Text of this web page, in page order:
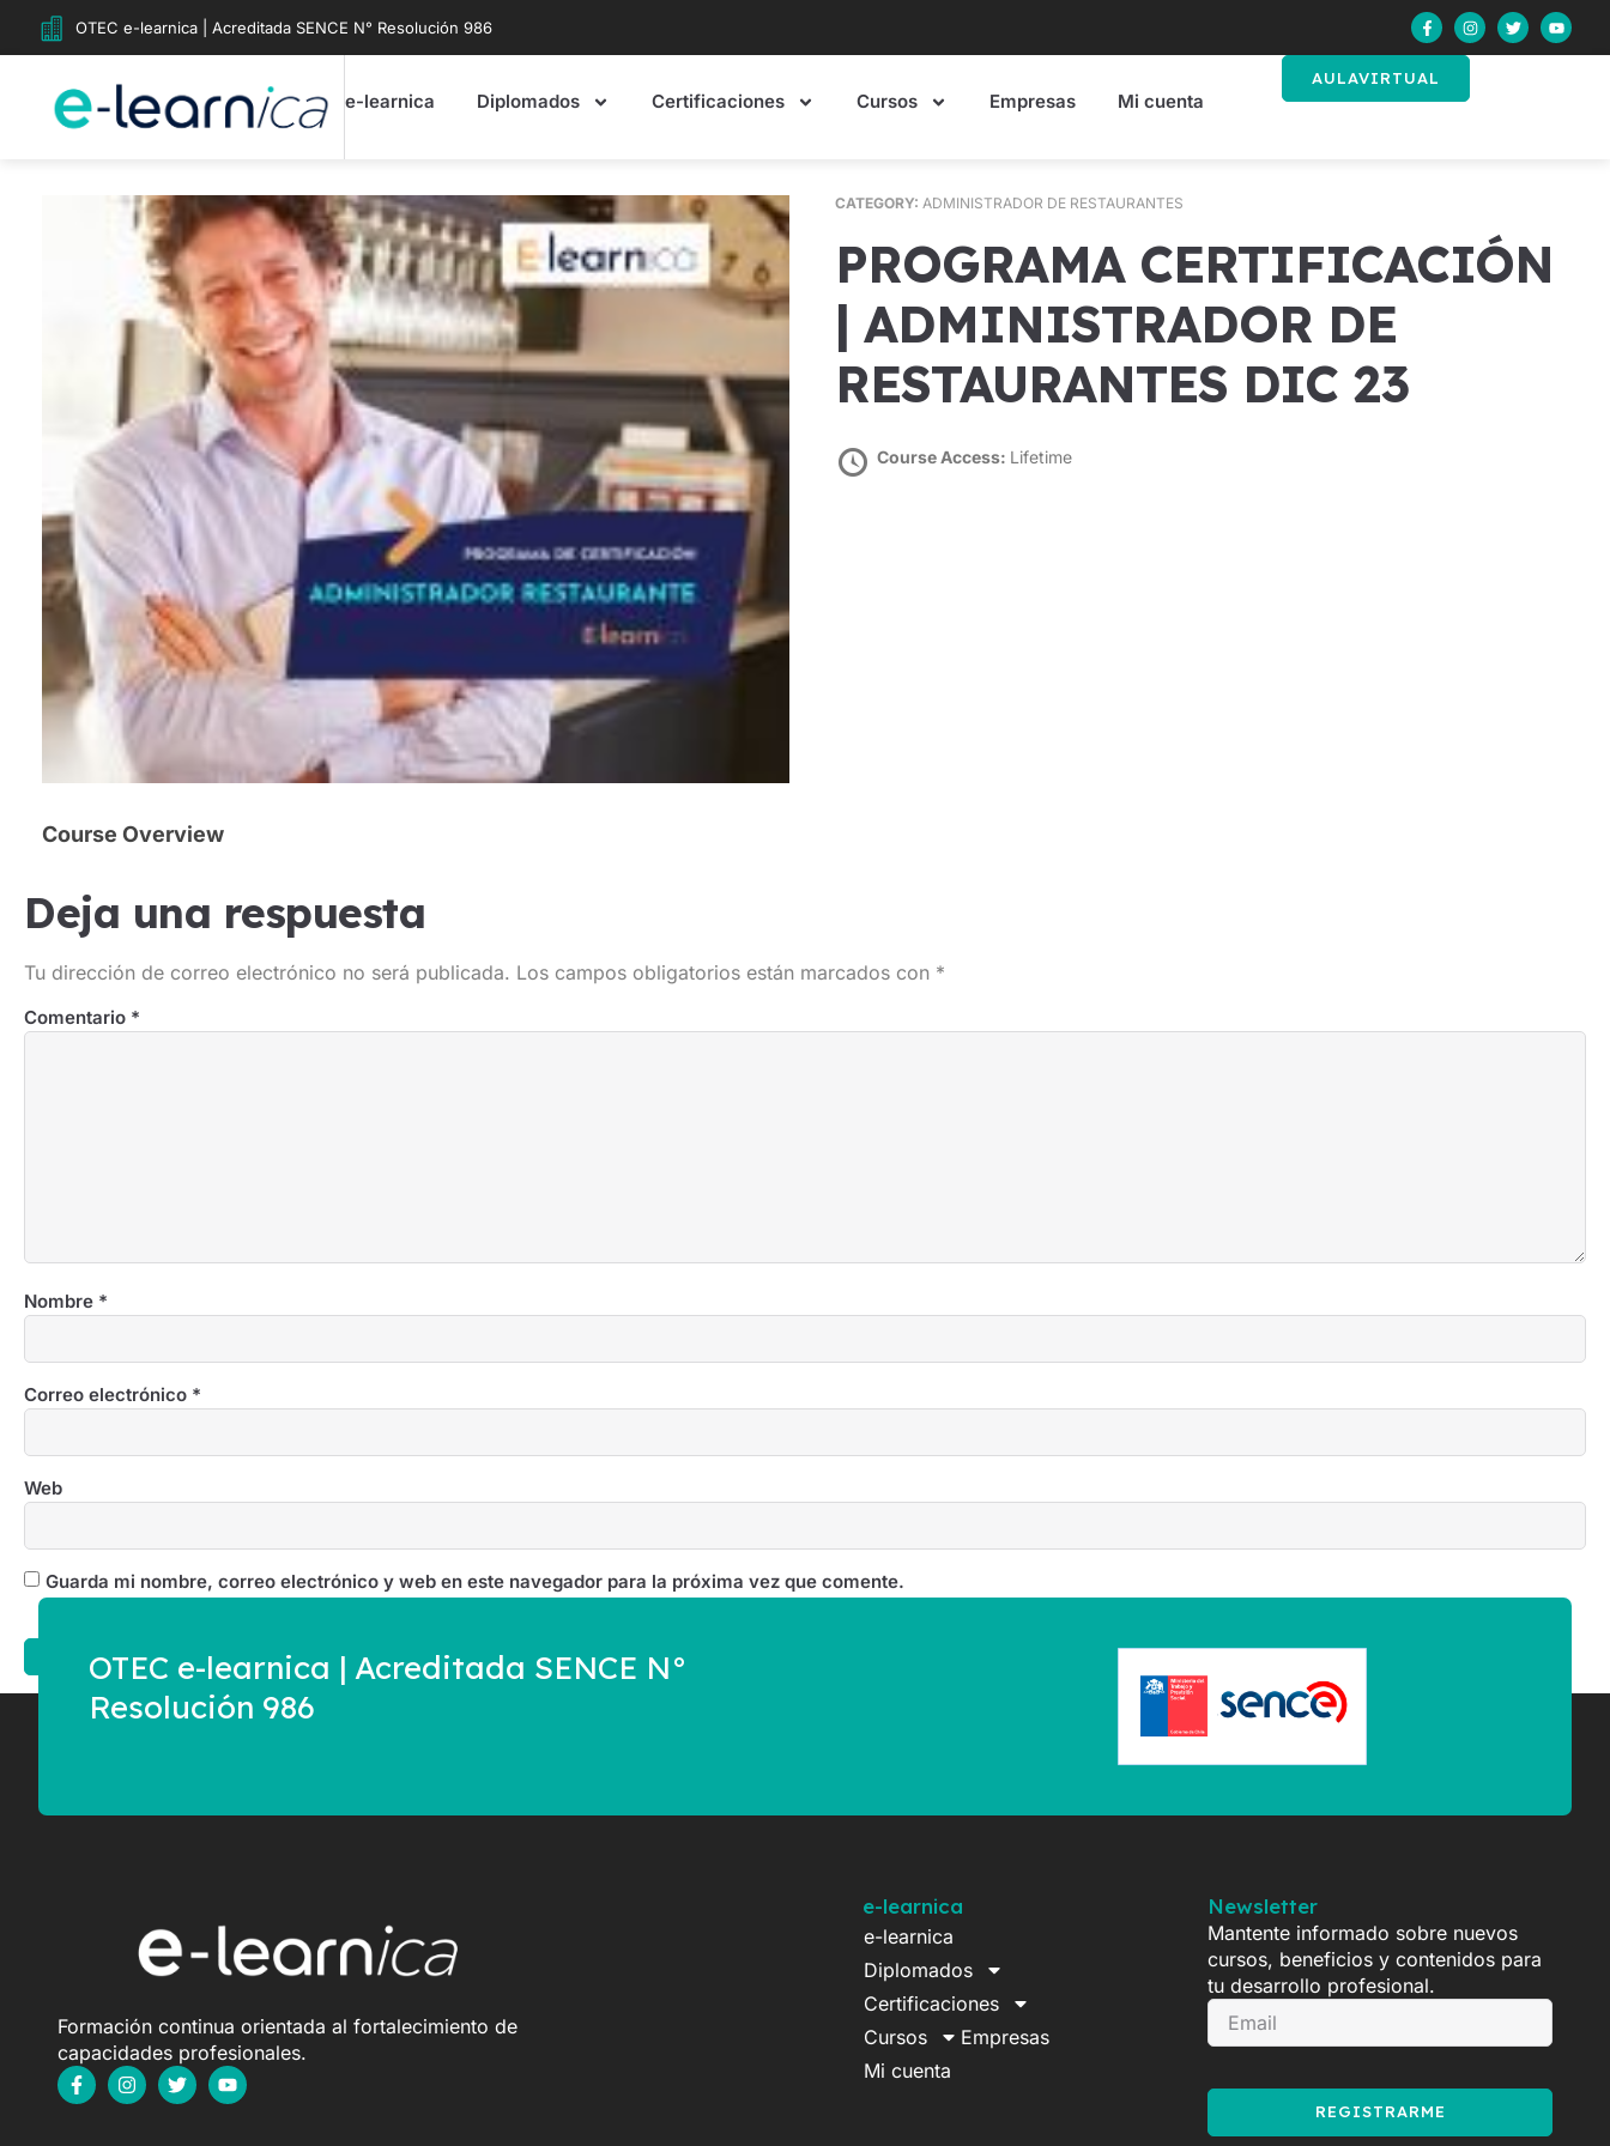
OTEC e-learnica | Acreditada SENCE N° Resolución 986
e-learnica Diplomados Certificaciones Cursos Empresas Mi cuenta
AULAVIRTUAL
CATEGORY:ADMINISTRADOR DE RESTAURANTES
PROGRAMA CERTIFICACIÓN
| ADMINISTRADOR DE
RESTAURANTES DIC 23
Course Access: Lifetime
Course Overview
Deja una respuesta
Tu dirección de correo electrónico no será publicada. Los campos obligatorios están marcados con *
Comentario *
Nombre *
Correo electrónico *
Web
Guarda mi nombre, correo electrónico y web en este navegador para la próxima vez que comente.
OTEC e-learnica | Acreditada SENCE N°
Resolución 986
Formación continua orientada al fortalecimiento de
capacidades profesionales.
e-learnica
e-learnica
Diplomados
Certificaciones
Cursos
Empresas
Mi cuenta
Newsletter
Mantente informado sobre nuevos
cursos, beneficios y contenidos para
tu desarrollo profesional.
REGISTRARME